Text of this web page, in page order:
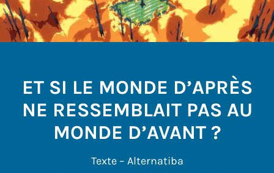
ET SI LE MONDE D’APRÈS
NE RESSEMBLAIT PAS AU
MONDE D’AVANT ?
Texte – Alternatiba